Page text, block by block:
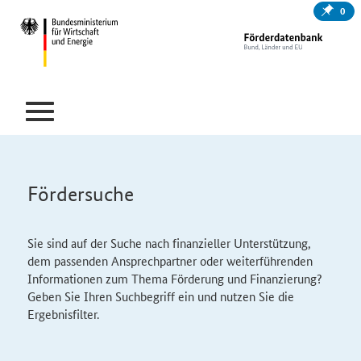
0
Fördersuche
Sie sind auf der Suche nach finanzieller Unterstützung,
dem passenden Ansprechpartner oder weiterführenden
Informationen zum Thema Förderung und Finanzierung?
Geben Sie Ihren Suchbegriff ein und nutzen Sie die
Ergebnisfilter.